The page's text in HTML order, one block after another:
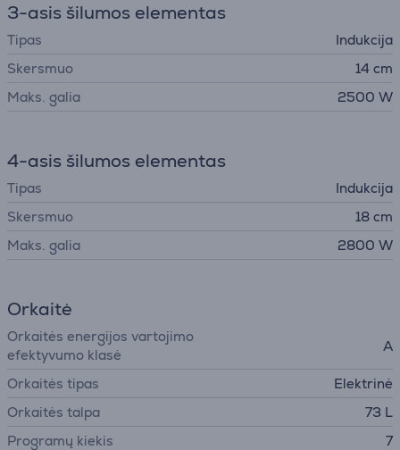
3-asis šilumos elementas
Tipas
Indukcija
Skersmuo
14 cm
Maks. galia
2500 W
4-asis šilumos elementas
Tipas
Indukcija
Skersmuo
18 cm
Maks. galia
2800 W
Orkaitė
Orkaitės energijos vartojimo
efektyvumo klasė
A
Orkaitės tipas
Elektrinė
Orkaitės talpa
73 L
Programų kiekis
7